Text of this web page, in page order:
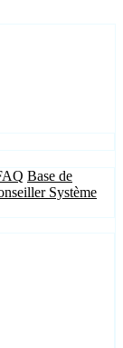
Base de
Système